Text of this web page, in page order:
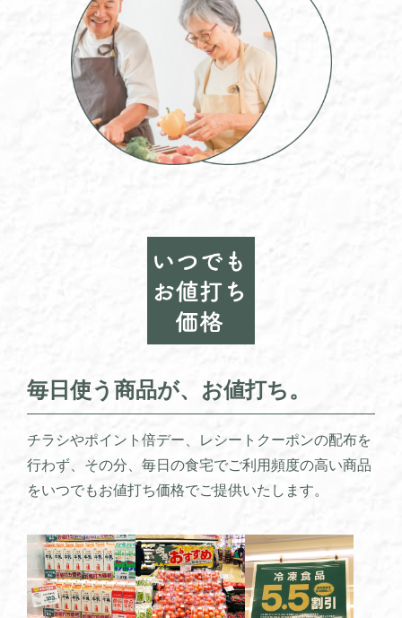
毎日使う商品が、お値打ち。
チラシやポイント倍デー、レシートクーポンの配布を
行わず、その分、毎日の食宅でご利用頻度の高い商品
をいつでもお値打ち価格でご提供いたします。